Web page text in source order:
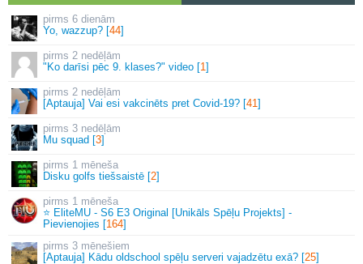
6 dienām
Yo, wazzup? [44]
2 nedēļām
"Ko darīsi pēc 9. klases?" video [1]
2 nedēļām
[Aptauja] Vai esi vakcinēts pret Covid-19? [41]
3 nedēļām
Mu squad [3]
1 mēneša
Disku golfs tiešsaistē [2]
1 mēneša
⭐ EliteMU - S6 E3 Original [Unikāls Spēļu Projekts] -
Pievienojies [164]
3 mēnešiem
[Aptauja] Kādu oldschool spēļu serveri vajadzētu exā? [25]